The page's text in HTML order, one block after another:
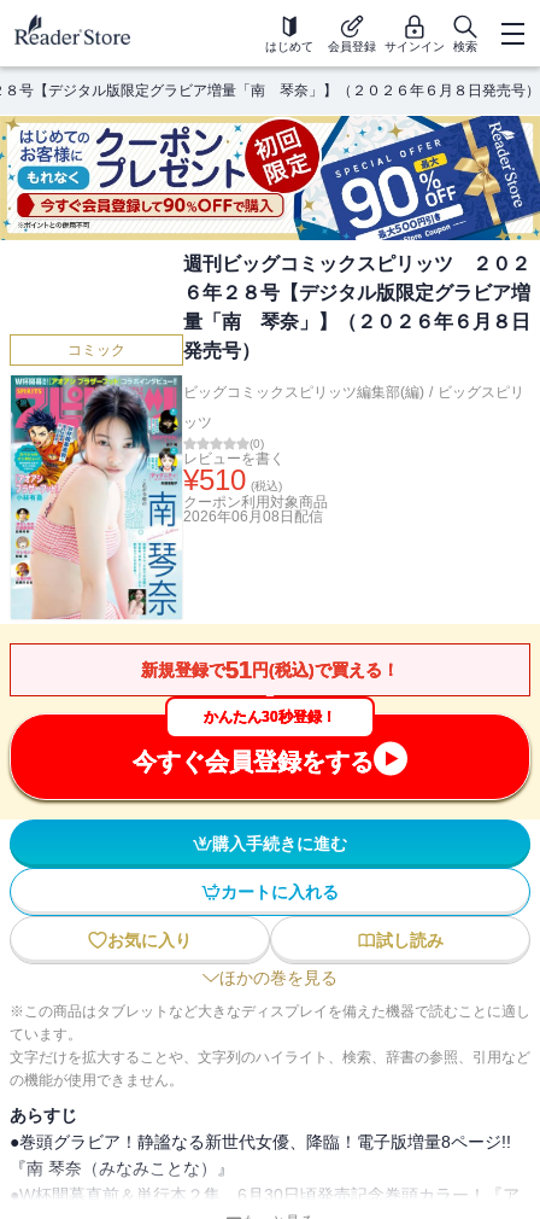
はじめて 会員登録 サインイン 検索
号【デジタル版限定グラビア増量「南 琴奈」】（２０２６年６月８日発売号）
コミック
週刊ビッグコミックスピリッツ ２０２
６年２８号【デジタル版限定グラビア増
量「南 琴奈」】（２０２６年６月８日
発売号）
ビッグコミックスピリッツ編集部(編) / ビッグスピリ
ッツ
(0)
レビューを書く
¥510 (税込)
クーポン利用対象商品
2026年06月08日 配信
新規登録で51円(税込)で買える！
かんたん30秒登録！
今すぐ会員登録をする
購入手続きに進む
カートに入れる
お気に入り
試し読み
ほかの巻を見る
※この商品はタブレットなど大きなディスプレイを備えた機器で読むことに適し
ています。
文字だけを拡大することや、文字列のハイライト、検索、辞書の参照、引用など
の機能が使用できません。
あらすじ
●巻頭グラビア！静謐なる新世代女優、降臨！電子版増量8ページ!!
『南 琴奈（みなみことな）』
●W杯開幕直前＆単行本２集、6月30日頃発売記念巻頭カラー！『ア